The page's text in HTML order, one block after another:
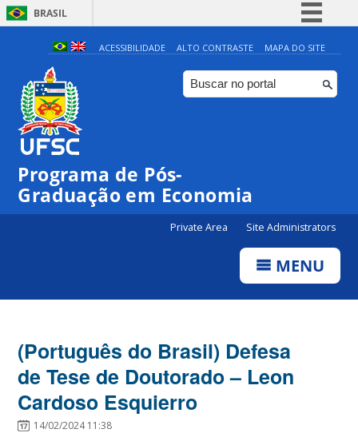
BRASIL
Simplifique!
Comunica BR
Participe
ACESSIBILIDADE ALTO CONTRASTE MAPA DO SITE
Programa de Pós-
Graduação em Economia
Private Area Site Administrators
MENU
(Português do Brasil) Defesa
de Tese de Doutorado – Leon
Cardoso Esquierro
14/02/2024 11:38